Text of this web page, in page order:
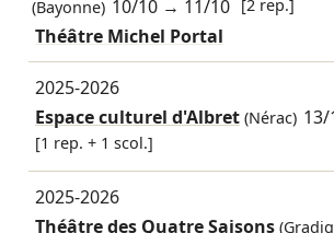
(Bayonne) 10/10 → 11/10 [2 rep.]
Théâtre Michel Portal
2025-2026
Espace culturel d'Albret(Nérac) 13/
[1 rep. + 1 scol.]
2025-2026
Théâtre des Quatre Saisons